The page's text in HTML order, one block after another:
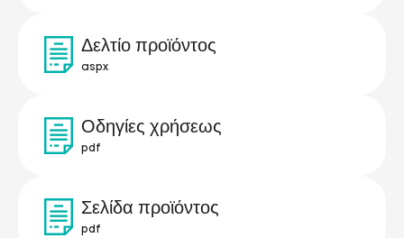
Δελτίο προϊόντος
aspx
Οδηγίες χρήσεως
pdf
Σελίδα προϊόντος
pdf